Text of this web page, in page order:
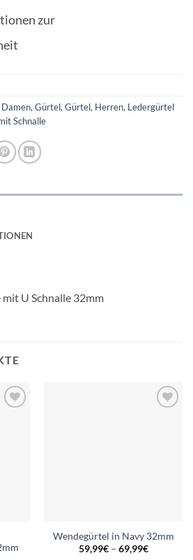
zur
Damen, Gürtel, Gürtel, Herren, Ledergürtel
Schnalle
U Schnalle 32mm
Wendegürtel in Navy 32mm
59,99€– 69,99€